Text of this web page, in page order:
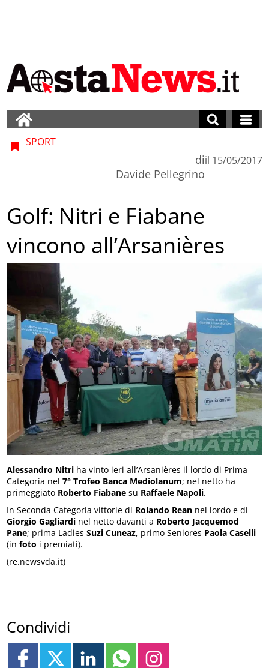
SPORT
di
Davide Pellegrino
il 15/05/2017
Golf: Nitri e Fiabane
vincono all’Arsanières
Alessandro Nitri ha vinto ieri all’Arsanières il lordo di Prima
Categoria nel7° Trofeo Banca Mediolanum; nel netto ha
primeggiato Roberto Fiabane su Raffaele Napoli.
In Seconda Categoria vittorie di Rolando Rean nel lordo e di
Giorgio Gagliardi nel netto davanti a Roberto Jacquemod
Pane; prima LadiesSuzi Cuneaz, primo Seniores Paola Caselli
(infoto i premiati).
(re.newsvda.it)
Condividi